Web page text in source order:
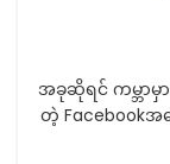
အခုဆိုရင် ကမ္ဘာမှ
တဲ့ Facebookအ